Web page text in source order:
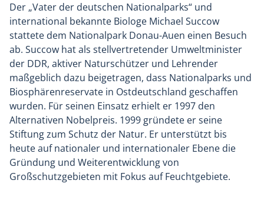
Der „Vater der deutschen Nationalparks“ und
international bekannte Biologe Michael Succow
stattete dem Nationalpark Donau-Auen einen Besuch
ab. Succow hat als stellvertretender Umweltminister
der DDR, aktiver Naturschützer und Lehrender
maßgeblich dazu beigetragen, dass Nationalparks und
Biosphärenreservate in Ostdeutschland geschaffen
wurden. Für seinen Einsatz erhielt er 1997 den
Alternativen Nobelpreis. 1999 gründete er seine
Stiftung zum Schutz der Natur. Er unterstützt bis
heute auf nationaler und internationaler Ebene die
Gründung und Weiterentwicklung von
Großschutzgebieten mit Fokus auf Feuchtgebiete.